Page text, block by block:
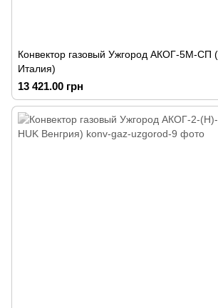
Конвектор газовый Ужгород АКОГ-5М-СП
Италия)
13 421.00 грн